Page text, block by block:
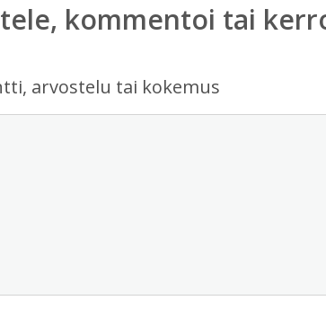
kommentoi tai
arvostelu tai kokemus